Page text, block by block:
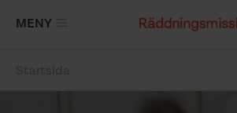
MENY
Länkstig